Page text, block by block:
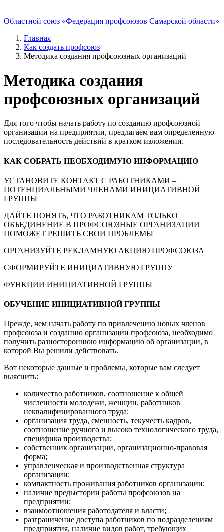
Областной союз «Федерация профсоюзов Самарской области»
Главная
Как создать профсоюз
Методика создания профсоюзных организаций
Методика создания
профсоюзных организаций
Для того чтобы начать работу по созданию профсоюзной
организации на предприятии, предлагаем вам определенную
последовательность действий в кратком изложении.
КАК СОБРАТЬ НЕОБХОДИМУЮ ИНФОРМАЦИЮ
УСТАНОВИТЕ КОНТАКТ С РАБОТНИКАМИ –
ПОТЕНЦИАЛЬНЫМИ ЧЛЕНАМИ ИНИЦИАТИВНОЙ
ГРУППЫ
ДАЙТЕ ПОНЯТЬ, ЧТО РАБОТНИКАМ ТОЛЬКО
ОБЪЕДИНЕНИЕ В ПРОФСОЮЗНЫЕ ОРГАНИЗАЦИИ
ПОМОЖЕТ РЕШИТЬ СВОИ ПРОБЛЕМЫ
ОРГАНИЗУЙТЕ РЕКЛАМНУЮ АКЦИЮ ПРОФСОЮЗА
СФОРМИРУЙТЕ ИНИЦИАТИВНУЮ ГРУППУ
ФУНКЦИИ ИНИЦИАТИВНОЙ ГРУППЫ
ОБУЧЕНИЕ ИНИЦИАТИВНОЙ ГРУППЫ
Прежде, чем начать работу по привлечению новых членов
профсоюза и созданию организации профсоюза, необходимо
получить разностороннюю информацию об организации, в
которой Вы решили действовать.
Вот некоторые данные и проблемы, которые вам следует
выяснить:
количество работников, соотношение к общей
численности молодежи, женщин, работников
неквалифицированного труда;
организация труда, сменность, текучесть кадров,
соотношение ручного и высоко технологического труда,
специфика производства;
собственник организации, организационно-правовая
форма;
управленческая и производственная структура
организации;
компактность проживания работников организации;
наличие предыстории работы профсоюзов на
предприятии;
взаимоотношения работодателя и власти;
разграничение доступа работников по подразделениям
предприятия, наличие видов работ, требующих